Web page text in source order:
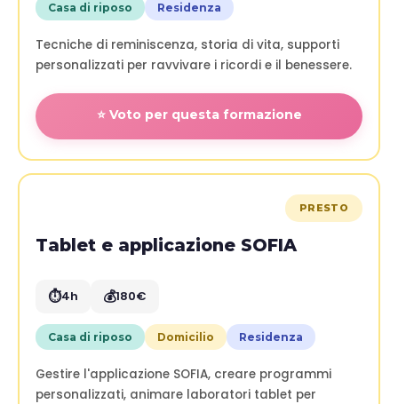
Casa di riposo Residenza
Tecniche di reminiscenza, storia di vita, supporti
personalizzati per ravvivare i ricordi e il benessere.
⭐ Voto per questa formazione
PRESTO
Tablet e applicazione SOFIA
⏱️4h 💰180€
Casa di riposo Domicilio Residenza
Gestire l'applicazione SOFIA, creare programmi
personalizzati, animare laboratori tablet per